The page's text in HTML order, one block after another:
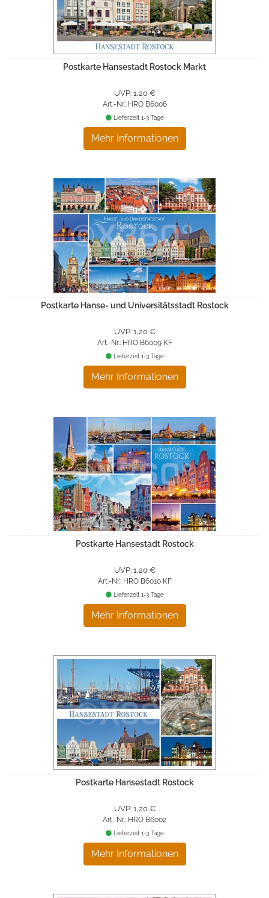
Postkarte Hansestadt Rostock Markt
UVP: 1,20 €
Art.-Nr.: HRO B6006
Mehr Informationen
Lieferzeit 1-3 Tage
Postkarte Hanse- und Universitätsstadt Rostock
UVP: 1,20 €
Art.-Nr.: HRO B6009 KF
Mehr Informationen
Lieferzeit 1-3 Tage
Postkarte Hansestadt Rostock
UVP: 1,20 €
Art.-Nr.: HRO B6010 KF
Mehr Informationen
Lieferzeit 1-3 Tage
Postkarte Hansestadt Rostock
UVP: 1,20 €
Art.-Nr.: HRO B6002
Mehr Informationen
Lieferzeit 1-3 Tage